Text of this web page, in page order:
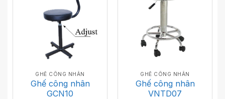
GHẾ CÔNG NHÂN
Ghế công nhân
GCN10
GHẾ CÔNG NHÂN
Ghế công nhân
VNTD07